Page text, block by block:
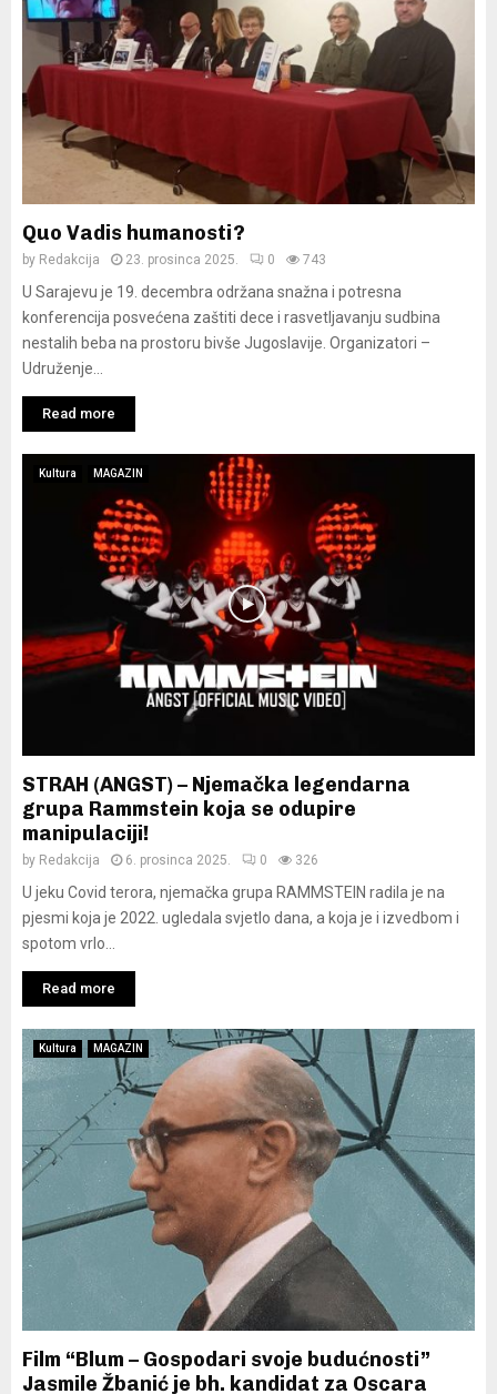
Quo Vadis humanosti?
by Redakcija 23. prosinca 2025. 0 743
U Sarajevu je 19. decembra održana snažna i potresna
konferencija posvećena zaštiti dece i rasvetljavanju sudbina
nestalih beba na prostoru bivše Jugoslavije. Organizatori –
Udruženje...
Read more
Kultura MAGAZIN
STRAH (ANGST) – Njemačka legendarna
grupa Rammstein koja se odupire
manipulaciji!
by Redakcija 6. prosinca 2025. 0 326
U jeku Covid terora, njemačka grupa RAMMSTEIN radila je na
pjesmi koja je 2022. ugledala svjetlo dana, a koja je i izvedbom i
spotom vrlo...
Read more
Kultura MAGAZIN
Film “Blum – Gospodari svoje budućnosti”
Jasmile Žbanić je bh. kandidat za Oscara